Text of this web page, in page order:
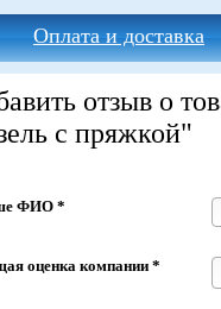
Оплата и доставка
отзыв о
с пряжкой"
ФИО *
оценка компании *